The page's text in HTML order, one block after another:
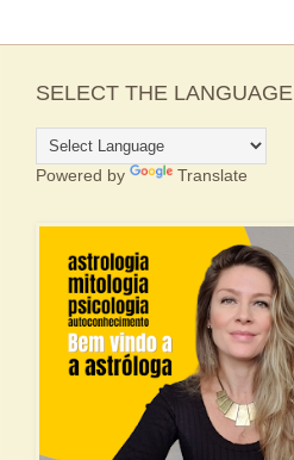
SELECT THE LANGUAGE
Powered by Translate